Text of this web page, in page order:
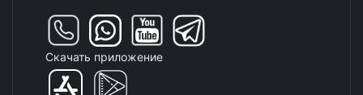
Скачать приложение